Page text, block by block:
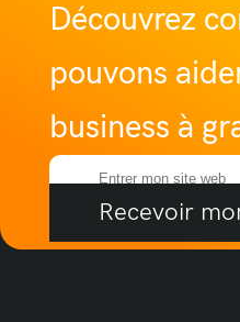
Découvrez
pouvons
business à
Recevoir